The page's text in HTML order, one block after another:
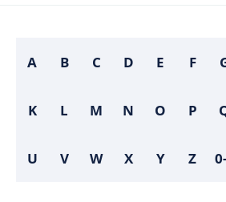
A B C D E F
K L M N O P
U V W X Y Z